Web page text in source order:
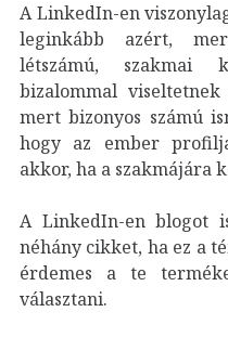
A LinkedIn-en
leginkább azért,
létszámú, szakmai
bizalommal
mert bizonyos számú
hogy az ember
akkor, ha a szakmájára
A LinkedIn-en blogot
néhány cikket, ha ez a
érdemes a te
választani.